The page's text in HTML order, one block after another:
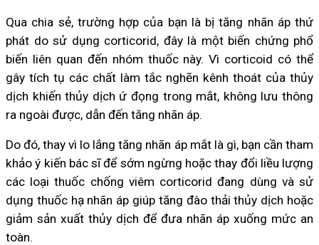
Qua chia sẻ, trường hợp của bạn là bị tăng nhãn áp thứ
phát do sử dụng corticorid, đây là một biến chứng phổ
biến liên quan đến nhóm thuốc này. Vì corticoid có thể
gây tích tụ các chất làm tắc nghẽn kênh thoát của thủy
dịch khiến thủy dịch ứ đọng trong mắt, không lưu thông
ra ngoài được, dẫn đến tăng nhãn áp.
Do đó, thay vì lo lắng tăng nhãn áp mắt là gì, bạn cần tham
khảo ý kiến bác sĩ để sớm ngừng hoặc thay đổi liều lượng
các loại thuốc chống viêm corticorid đang dùng và sử
dụng thuốc hạ nhãn áp giúp tăng đào thải thủy dịch hoặc
giảm sản xuất thủy dịch để đưa nhãn áp xuống mức an
toàn.